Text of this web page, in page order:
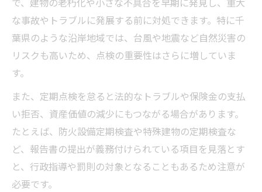
な事故やトラブルに発展する前に対処できます。特に千
葉県のような沿岸地域では、台風や地震など自然災害の
リスクも高いため、点検の重要性はさらに増していま
す。
また、定期点検を怠ると法的なトラブルや保険金の支払
い拒否、資産価値の減少にもつながる場合があります。
たとえば、防火設備定期検査や特殊建物の定期検査な
ど、報告書の提出が義務付けられている項目を見落とす
と、行政指導や罰則の対象となることもあるため注意が
必要です。